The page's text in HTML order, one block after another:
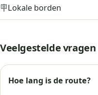
Veelgestelde vragen
Hoe lang is de route?
🪧Lokale borden